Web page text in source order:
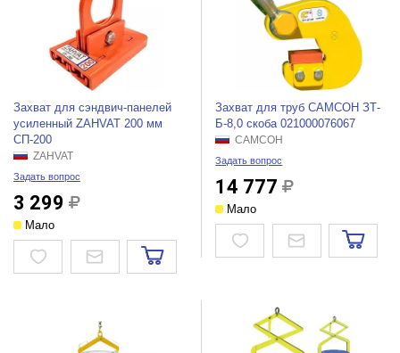
Захват для сэндвич-панелей
усиленный ZAHVAT 200 мм
СП-200
ZAHVAT
Задать вопрос
3 299
Мало
Захват для труб САМСОН ЗТ-
Б-8,0 скоба 021000076067
САМСОН
Задать вопрос
14 777
Мало